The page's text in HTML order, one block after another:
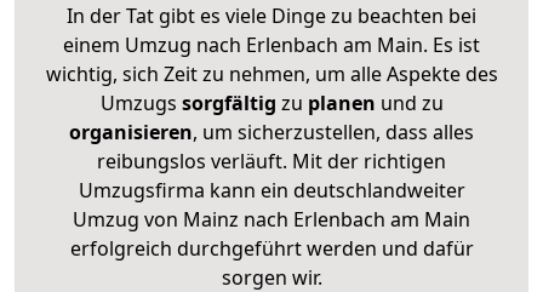
In der Tat gibt es viele Dinge zu beachten bei
einem Umzug nach Erlenbach am Main. Es ist
wichtig, sich Zeit zu nehmen, um alle Aspekte des
Umzugs sorgfältig zu planen und zu
organisieren, um sicherzustellen, dass alles
reibungslos verläuft. Mit der richtigen
Umzugsfirma kann ein deutschlandweiter
Umzug von Mainz nach Erlenbach am Main
erfolgreich durchgeführt werden und dafür
sorgen wir.